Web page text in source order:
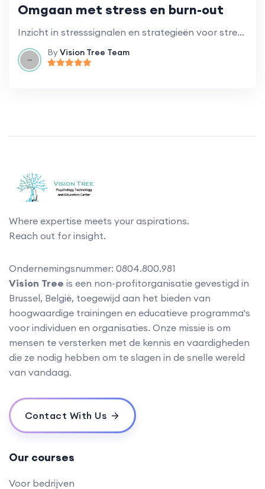
Omgaan met stress en burn-out
Inzicht in stresssignalen en strategieën voor stressbeheersing op de werkvloer.
ByVision Tree Team
Where expertise meets your aspirations.
Reach out for insight.
Ondernemingsnummer: 0804.800.981
Vision Tree is een non-profitorganisatie gevestigd in
Brussel, België, toegewijd aan het bieden van
hoogwaardige trainingen en educatieve programma's
voor individuen en organisaties. Onze missie is om
mensen te versterken met de kennis en vaardigheden
die ze nodig hebben om te slagen in de snelle wereld
van vandaag.
Contact With Us
Our courses
Voor bedrijven